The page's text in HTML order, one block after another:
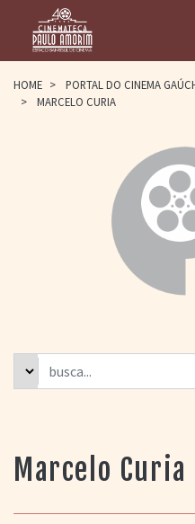
HOME
PAULO AMORIM
> HOMENAGEADOS
> EQUIPE
> ASSOCIAÇÃO DOS
> BIBLIOTECA
ROMEU GRIMALDI
> GRADE SEMANAL
> PREÇOS E
DESCONTOS
PORTAL DO
CINEMA GAÚCHO
HOME > PORTAL DO CINEMA
>
MARCELO CURIA
Marcelo Curia